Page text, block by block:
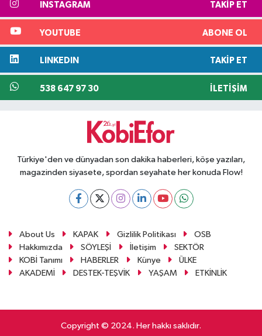
INSTAGRAM TAKIP ET
YOUTUBE ABONE OL
LINKEDIN TAKIP ET
538 647 97 30 İLETIŞIM
Türkiye'den ve dünyadan son dakika haberleri, köşe yazıları,
magazinden siyasete, spordan seyahate her konuda Flow!
About Us KAPAK Gizlilik Politikası
OSB
Hakkımızda
SÖYLEŞİ İletişim
SEKTÖR
KOBİ Tanımı
HABERLER Künye
ÜLKE
AKADEMİ
DESTEK-TEŞVİK YAŞAM ETKİNLİK
Copyright © 2024. Her hakkı saklıdır.